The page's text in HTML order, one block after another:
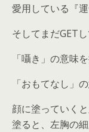
愛用している『
そしてまだGET
「囁き」の意味
「おもてなし」
顔に塗っていく
塗ると、左胸の